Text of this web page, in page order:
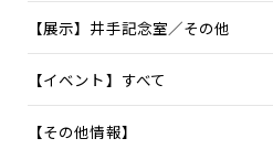
【展示】井手記念室／その他
【イベント】すべて
【その他情報】